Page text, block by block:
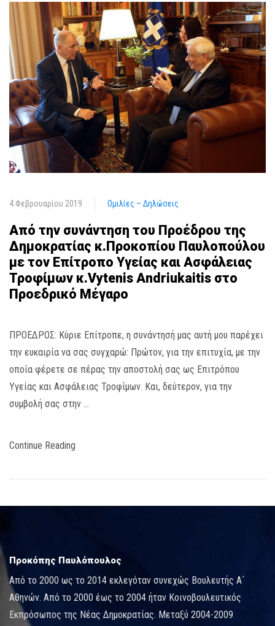
4 Φεβρουαρίου 2019 Ομιλίες – Δηλώσεις
Από την συνάντηση του Προέδρου της
Δημοκρατίας κ.Προκοπίου Παυλοπούλου
με τον Επίτροπο Υγείας και Ασφάλειας
Τροφίμων κ.Vytenis Andriukaitis στο
Προεδρικό Μέγαρο
ΠΡΟΕΔΡΟΣ: Κύριε Επίτροπε, η συνάντησή μας αυτή μου παρέχει
την ευκαιρία να σας συγχαρώ: Πρώτον, για την επιτυχία, με την
οποία φέρετε σε πέρας την αποστολή σας ως Επιτρόπου
Υγείας και Ασφάλειας Τροφίμων. Και, δεύτερον, για την
συμβολή σας στην …
Continue Reading
Προκόπης Παυλόπουλος
Από το 2000 ως το 2014 εκλεγόταν συνεχώς Βουλευτής Α΄
Αθηνών. Από το 2000 έως το 2004 ήταν Κοινοβουλευτικός
Εκπρόσωπος της Νέας Δημοκρατίας. Μεταξύ 2004-2009